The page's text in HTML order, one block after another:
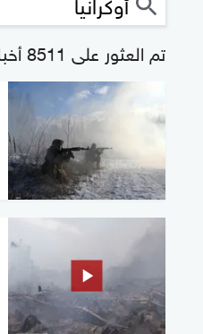
تم العثور على 8511 أخبار "أوكرانيا"